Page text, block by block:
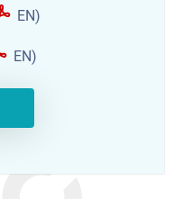
EN)
EN)